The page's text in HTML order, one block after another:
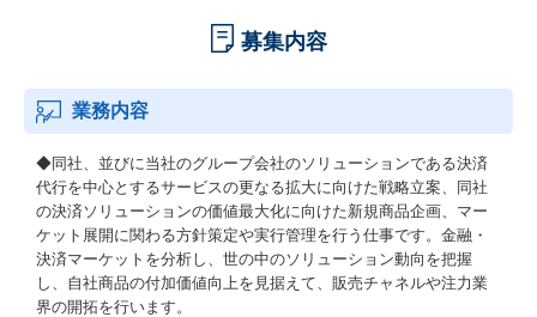
募集内容
業務内容
◆同社、並びに当社のグループ会社のソリューションである決済
代行を中心とするサービスの更なる拡大に向けた戦略立案、同社
の決済ソリューションの価値最大化に向けた新規商品企画、マー
ケット展開に関わる方針策定や実行管理を行う仕事です。金融・
決済マーケットを分析し、世の中のソリューション動向を把握
し、自社商品の付加価値向上を見据えて、販売チャネルや注力業
界の開拓を行います。